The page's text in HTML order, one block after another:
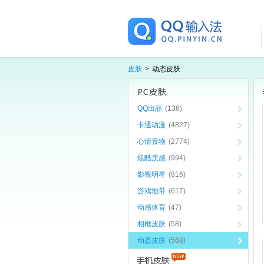
皮肤 > 动态皮肤
QQ出品 (136)
卡通动漫 (4827)
心情景物 (2774)
炫酷质感 (994)
影视明星 (816)
游戏地带 (617)
动感体育 (47)
相框皮肤 (58)
动态皮肤 (568)